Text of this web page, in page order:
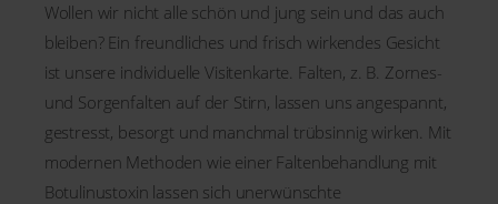
Wollen wir nicht alle schön und jung sein und das auch
bleiben? Ein freundliches und frisch wirkendes Gesicht
ist unsere individuelle Visitenkarte. Falten, z. B. Zornes-
und Sorgenfalten auf der Stirn, lassen uns angespannt,
gestresst, besorgt und manchmal trübsinnig wirken. Mit
modernen Methoden wie einer Faltenbehandlung mit
Botulinustoxin lassen sich unerwünschte